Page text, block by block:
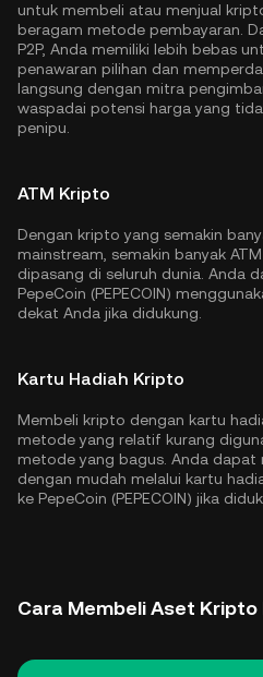
untuk membeli atau menjual
beragam metode pembayaran.
P2P, Anda memiliki lebih bebas
penawaran pilihan dan
langsung dengan mitra
waspadai potensi harga yang
penipu.
ATM Kripto
Dengan kripto yang semakin
mainstream, semakin banyak
dipasang di seluruh dunia. Anda
PepeCoin (PEPECOIN)
dekat Anda jika didukung.
Kartu Hadiah Kripto
Membeli kripto dengan kartu
metode yang relatif kurang
metode yang bagus. Anda dapat
dengan mudah melalui kartu
ke PepeCoin (PEPECOIN) jika
Cara Membeli Aset Kripto